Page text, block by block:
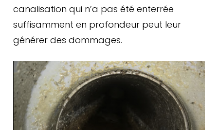
canalisation qui n’a pas été enterrée
suffisamment en profondeur peut leur
générer des dommages.